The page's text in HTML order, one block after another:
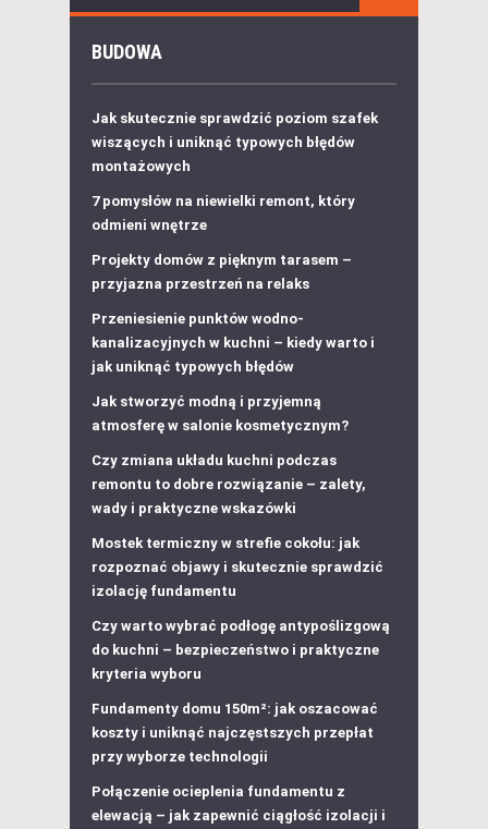
BUDOWA
Jak skutecznie sprawdzić poziom szafek
wiszących i uniknąć typowych błędów
montażowych
7 pomysłów na niewielki remont, który
odmieni wnętrze
Projekty domów z pięknym tarasem –
przyjazna przestrzeń na relaks
Przeniesienie punktów wodno-
kanalizacyjnych w kuchni – kiedy warto i
jak uniknąć typowych błędów
Jak stworzyć modną i przyjemną
atmosferę w salonie kosmetycznym?
Czy zmiana układu kuchni podczas
remontu to dobre rozwiązanie – zalety,
wady i praktyczne wskazówki
Mostek termiczny w strefie cokołu: jak
rozpoznać objawy i skutecznie sprawdzić
izolację fundamentu
Czy warto wybrać podłogę antypoślizgową
do kuchni – bezpieczeństwo i praktyczne
kryteria wyboru
Fundamenty domu 150m²: jak oszacować
koszty i uniknąć najczęstszych przepłat
przy wyborze technologii
Połączenie ocieplenia fundamentu z
elewacją – jak zapewnić ciągłość izolacji i